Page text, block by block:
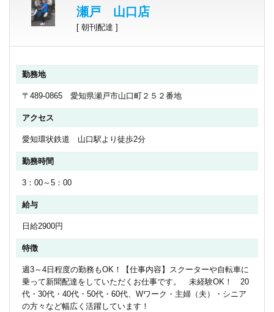
瀬戸 山口店
[ 朝刊配達 ]
勤務地
〒489-0865 愛知県瀬戸市山口町２５２番地
アクセス
愛知環状鉄道 山口駅より徒歩2分
勤務時間
3：00～5：00
給与
日給2900円
特徴
週3～4日程度の勤務もOK！【仕事内容】スクーターや自転車に
乗って新聞配達をしていただくお仕事です。 未経験OK！ 20
代・30代・40代・50代・60代、Wワーク・主婦（夫）・シニア
の方々など幅広く活躍しています！